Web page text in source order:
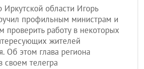
Иркутской области Игорь
профильным министрам и
проверить работу в некоторых
жителей
Об этом глава региона
своем телегра